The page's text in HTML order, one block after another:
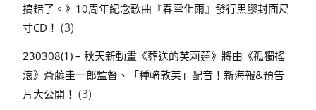
搞錯了。》10周年紀念歌曲『春雪化雨』發行黑膠封面尺
寸CD！ (3)
230308(1) – 秋天新動畫《葬送的芙莉蓮》將由《孤獨搖
滾》斎藤圭一郎監督、「種﨑敦美」配音！新海報&預告
片大公開！ (3)